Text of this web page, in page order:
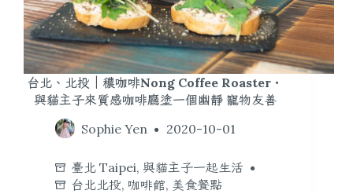
台北、北投｜穠咖啡Nong Coffee Roaster・
與貓主子來質感咖啡廳塗一個幽靜 寵物友善
Sophie Yen
2020-10-01
臺北 Taipei, 與貓主子一起生活
台北北投, 咖啡館, 美食餐點